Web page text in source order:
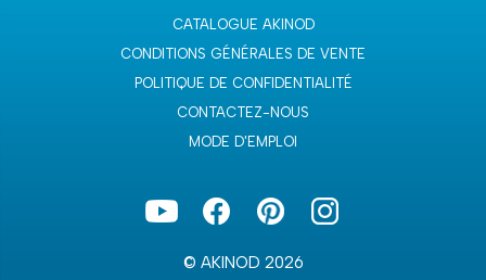
CATALOGUE AKINOD
CONDITIONS GÉNÉRALES DE VENTE
POLITIQUE DE CONFIDENTIALITÉ
CONTACTEZ-NOUS
MODE D'EMPLOI
© AKINOD 2026